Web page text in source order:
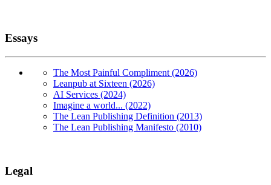
Essays
The Most Painful Compliment (2026)
Leanpub at Sixteen (2026)
AI Services (2024)
Imagine a world... (2022)
The Lean Publishing Definition (2013)
The Lean Publishing Manifesto (2010)
Legal